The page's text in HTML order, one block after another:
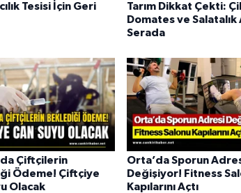
Tesisi İçin Geri
Tarım Dikkat Çekti:
Domates ve Salatalık
Serada
Çiftçilerin
Ödeme! Çiftçiye
Olacak
Orta’da Sporun
Değişiyor! Fitness
Kapılarını Açtı